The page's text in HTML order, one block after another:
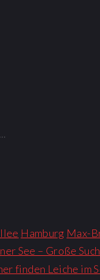
Hamburg Max-
See – Große
finden Leiche im